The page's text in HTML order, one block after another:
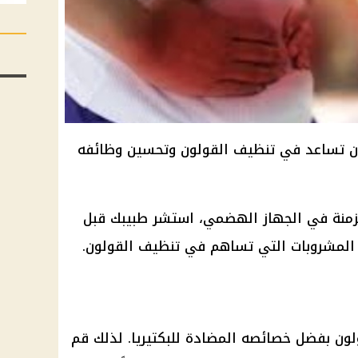
تساعد في تنظيف القولون وتحسين وظائفه
في الجهاز الهضمي، استشر طبيبك قبل
التي تساهم في تنظيف القولون.
بفضل خصائصه المضادة للبكتيريا. لذلك قم